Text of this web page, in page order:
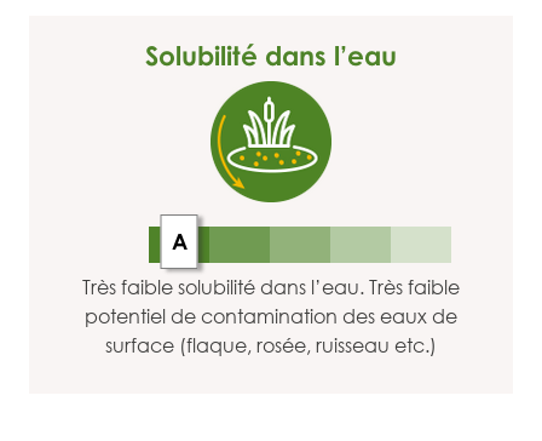
Solubilité dans l’eau
A
Très faible solubilité dans l’eau. Très faible
potentiel de contamination des eaux de
surface (flaque, rosée, ruisseau etc.)